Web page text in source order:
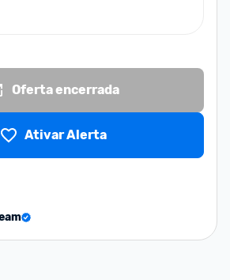
Oferta encerrada
Ativar Alerta